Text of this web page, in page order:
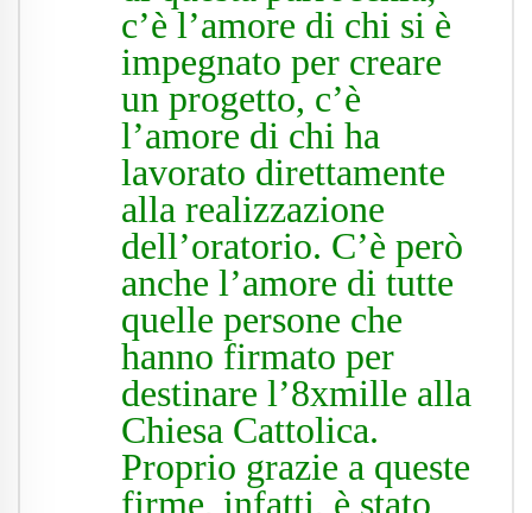
c’è l’amore di chi si è
impegnato per creare
un progetto, c’è
l’amore di chi ha
lavorato direttamente
alla realizzazione
dell’oratorio. C’è però
anche l’amore di tutte
quelle persone che
hanno firmato per
destinare l’8xmille alla
Chiesa Cattolica.
Proprio grazie a queste
firme, infatti, è stato